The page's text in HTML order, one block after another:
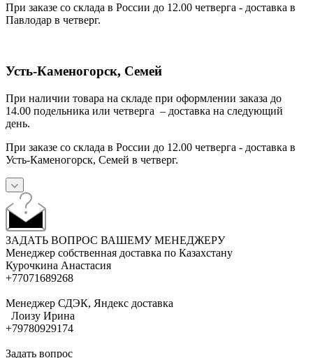
При заказе со склада в России до 12.00 четверга - доставка в
Павлодар в четверг.
Усть-Каменогорск, Семей
При наличии товара на складе при оформлении заказа до
14.00 подельника или четверга – доставка на следующий
день.
При заказе со склада в России до 12.00 четверга - доставка в
Усть-Каменогорск, Семей в четверг.
ЗАДАТЬ ВОПРОС ВАШЕМУ МЕНЕДЖЕРУ
Менеджер собственная доставка по Казахстану
Курочкина Анастасия
+77071689268
Менеджер СДЭК, Яндекс доставка
Лоизу Ирина
+79780929174
Задать вопрос